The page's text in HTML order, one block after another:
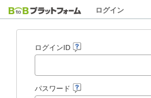
ログイン
ログインID
パスワード